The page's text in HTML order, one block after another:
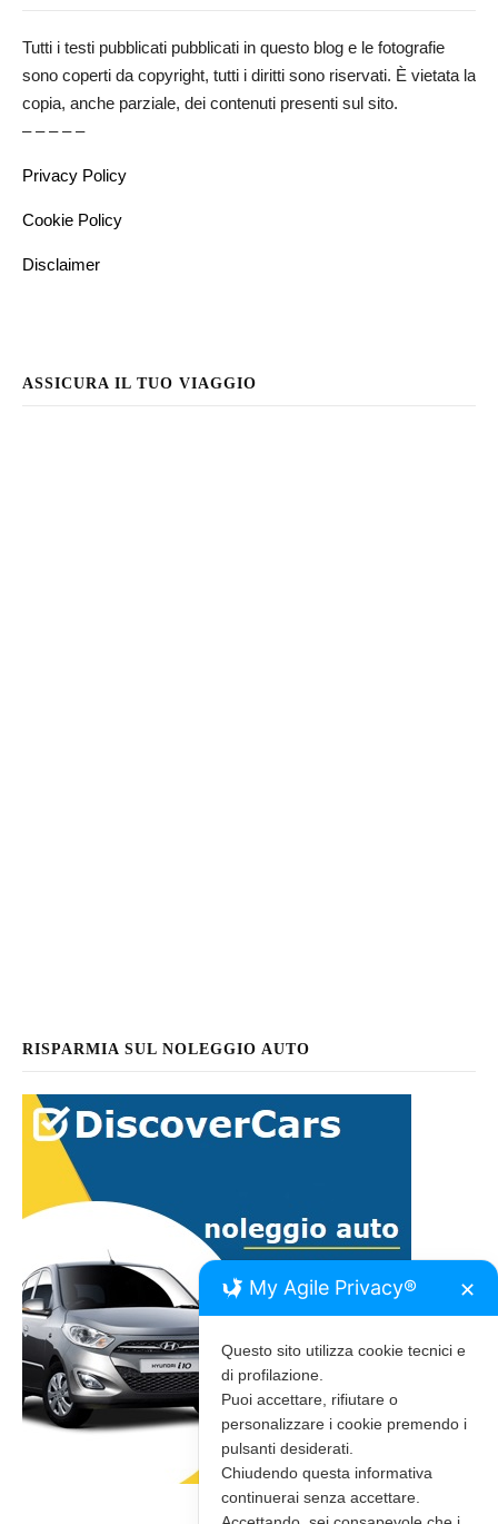
Tutti i testi pubblicati pubblicati in questo blog e le fotografie
sono coperti da copyright, tutti i diritti sono riservati. È vietata la
copia, anche parziale, dei contenuti presenti sul sito.
– – – – –
Privacy Policy
Cookie Policy
Disclaimer
ASSICURA IL TUO VIAGGIO
RISPARMIA SUL NOLEGGIO AUTO
My Agile Privacy® ✕
Questo sito utilizza cookie tecnici e
di profilazione.
Puoi accettare, rifiutare o
personalizzare i cookie premendo i
pulsanti desiderati.
Chiudendo questa informativa
continuerai senza accettare.